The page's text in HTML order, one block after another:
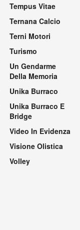
Tempus Vitae
Ternana Calcio
Terni Motori
Turismo
Un Gendarme
Della Memoria
Unika Burraco
Unika Burraco E
Bridge
Video In Evidenza
Visione Olistica
Volley